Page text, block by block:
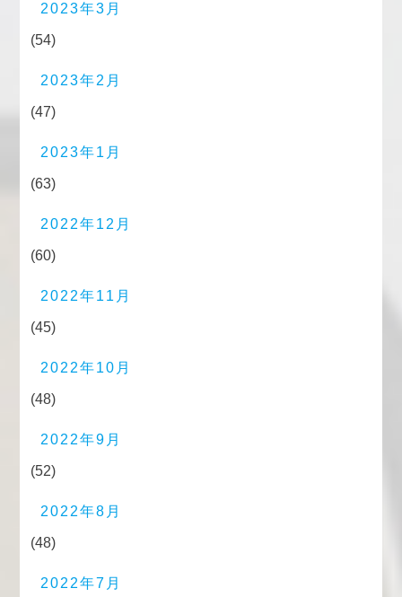
2023年3月
(54)
2023年2月
(47)
2023年1月
(63)
2022年12月
(60)
2022年11月
(45)
2022年10月
(48)
2022年9月
(52)
2022年8月
(48)
2022年7月